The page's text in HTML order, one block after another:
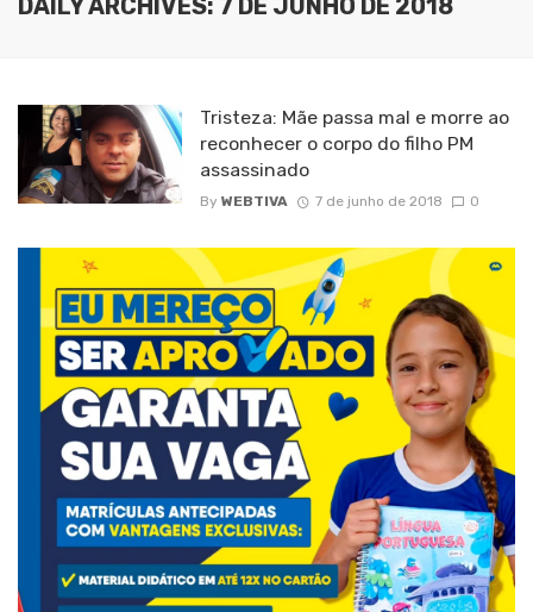
DAILY ARCHIVES: 7 DE JUNHO DE 2018
Tristeza: Mãe passa mal e morre ao
reconhecer o corpo do filho PM
assassinado
By WEBTIVA 7 de junho de 2018 0